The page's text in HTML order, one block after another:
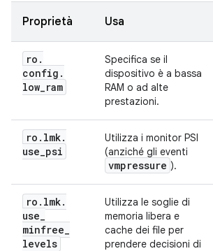
Proprietà Usa
ro .
config .
low_ram
Specifica se il
dispositivo è a bassa
RAM o ad alte
prestazioni.
ro . lmk.
use_psi
Utilizza i monitor PSI
(anziché gli eventi
vmpressure ).
ro . lmk.
use_
minfree_
levels
Utilizza le soglie di
memoria libera e
cache dei file per
prendere decisioni di